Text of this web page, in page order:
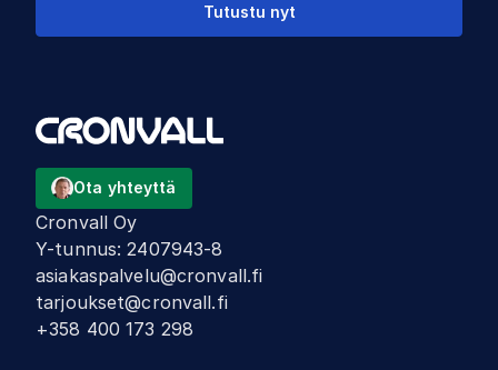
Tutustu nyt
Ota yhteyttä
Cronvall Oy
Y-tunnus:2407943-8
asiakaspalvelu@cronvall.fi
tarjoukset@cronvall.fi
+358 400 173 298